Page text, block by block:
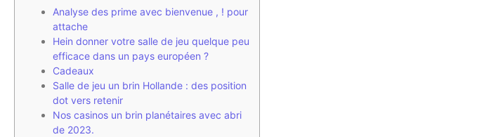
Analyse des prime avec bienvenue , ! pour
attache
Hein donner votre salle de jeu quelque peu
efficace dans un pays européen ?
Cadeaux
Salle de jeu un brin Hollande : des position
dot vers retenir
Nos casinos un brin planétaires avec abri
de 2023.